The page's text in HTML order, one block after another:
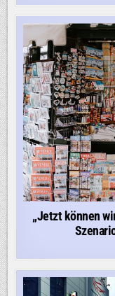
„Jetzt können